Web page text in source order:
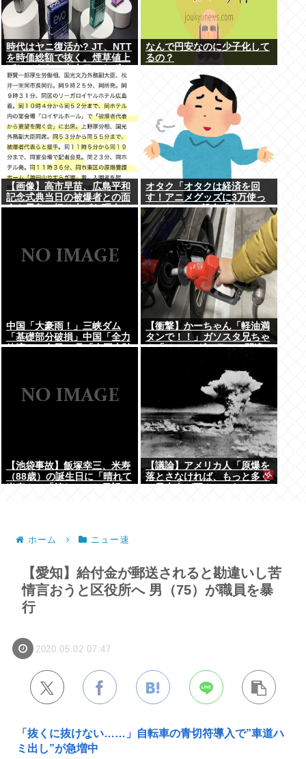
時代はヤニ復活か? JT、NTT
を時価総額で抜く。煙草値上
げしてもヤニ中人口へらずに
加熱式煙草のシュアのびる
なんで円安なのに少子化して
るの？
【画像】高市早苗、広島平和
記念式典当日の被爆者との面
会を早急に切り上げた理由は
オタク「オタクは経済を回
す！アニメグッズに3万使っ
ちゃおw」一般人「車に500
万、家に3000万、観光して5
万、交際費に5万」
中国「大豪雨！」三峡ダム
「基礎部分破損」中国「全力
放流！」台風13号「中国上陸
【衝撃】かーちゃん「軽油満
タンで！！」ガソスタ兄ちゃ
ん「はい(レギュラーの間違
いだろな…)」⇒結果ｗｗ
【池袋事故】飯塚幸三、米寿
（88歳）の誕生日に「晴れて
【議論】アメリカ人「原爆を
落とさなければ、もっと多く
ホーム ニュー速
【愛知】給付金が郵送されると勘違いし苦
情言おうと区役所へ 男（75）が職員を暴
行
2020.05.02 07:47
「抜くに抜けない……」自転車の青切符導入で”車道ハ
ミ出し”が急増中